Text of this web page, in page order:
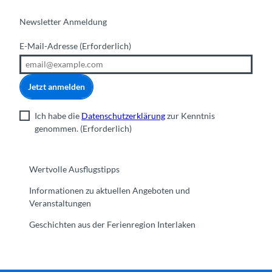
Newsletter Anmeldung
E-Mail-Adresse (Erforderlich)
Jetzt anmelden
Ich habe die Datenschutzerklärungzur Kenntnis
genommen. (Erforderlich)
Wertvolle Ausflugstipps
Informationen zu aktuellen Angeboten und
Veranstaltungen
Geschichten aus der Ferienregion Interlaken